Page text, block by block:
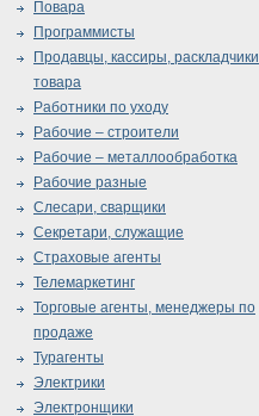
Повара
Программисты
Продавцы, кассиры, раскладчики
товара
Работники по уходу
Рабочие – строители
Рабочие – металлообработка
Рабочие разные
Слесари, сварщики
Секретари, служащие
Страховые агенты
Телемаркетинг
Торговые агенты, менеджеры по
продаже
Турагенты
Электрики
Электронщики